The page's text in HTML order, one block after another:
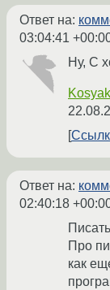
Ответ на:
03:04:41
Ну, C
Kosyak
Ответ на:
02:40:18
Про
как